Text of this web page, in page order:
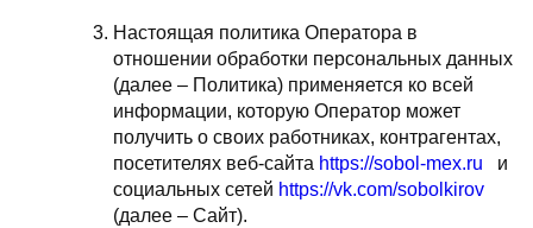
Настоящая политика Оператора в
отношении обработки персональных данных
(далее – Политика) применяется ко всей
информации, которую Оператор может
получить о своих работниках, контрагентах,
посетителях веб-сайта https://sobol-mex.ru и
социальных сетей https://vk.com/sobolkirov
(далее – Сайт).